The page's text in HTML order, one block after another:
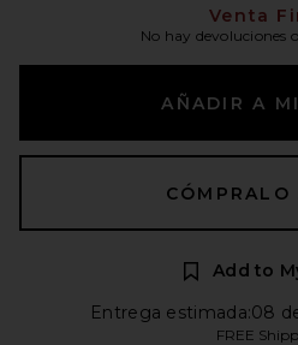
Venta
No hay devoluciones
AÑADIR A
CÓMPRALO
Add to
Entrega estimada:08
FREE